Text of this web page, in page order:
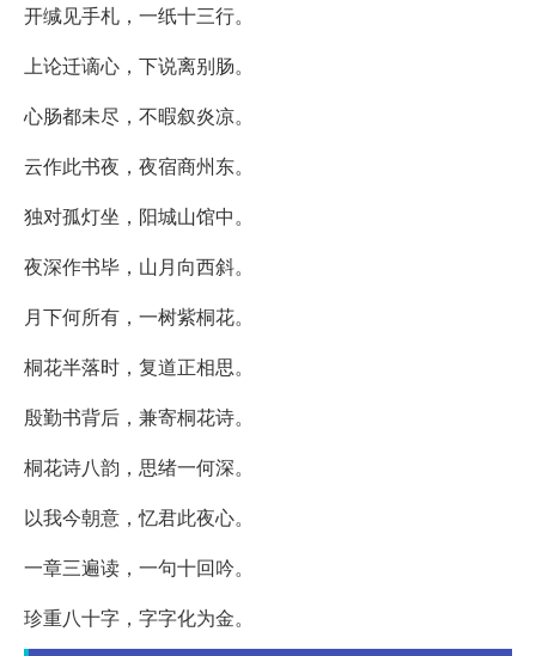
开缄见手札，一纸十三行。
上论迁谪心，下说离别肠。
心肠都未尽，不暇叙炎凉。
云作此书夜，夜宿商州东。
独对孤灯坐，阳城山馆中。
夜深作书毕，山月向西斜。
月下何所有，一树紫桐花。
桐花半落时，复道正相思。
殷勤书背后，兼寄桐花诗。
桐花诗八韵，思绪一何深。
以我今朝意，忆君此夜心。
一章三遍读，一句十回吟。
珍重八十字，字字化为金。